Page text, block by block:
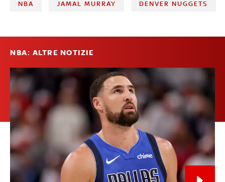
NBA JAMAL MURRAY DENVER NUGGETS
NBA: ALTRE NOTIZIE